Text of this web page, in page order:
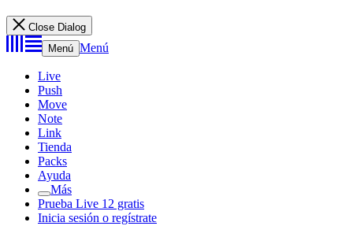
Close Dialog
Menú Menú
Live
Push
Move
Note
Link
Tienda
Packs
Ayuda
Más
Prueba Live 12 gratis
Inicia sesión o regístrate